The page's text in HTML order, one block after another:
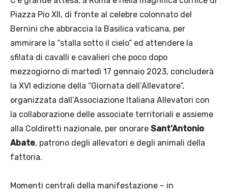
Piazza Pio XII, di fronte al celebre colonnato del
Bernini che abbraccia la Basilica vaticana, per
ammirare la “stalla sotto il cielo” ed attendere la
sfilata di cavalli e cavalieri che poco dopo
mezzogiorno di martedì 17 gennaio 2023, concluderà
la XVI edizione della “Giornata dell’Allevatore”,
organizzata dall’Associazione Italiana Allevatori con
la collaborazione delle associate territoriali e assieme
alla Coldiretti nazionale, per onorare Sant’Antonio
Abate, patrono degli allevatori e degli animali della
fattoria.
Momenti centrali della manifestazione – in